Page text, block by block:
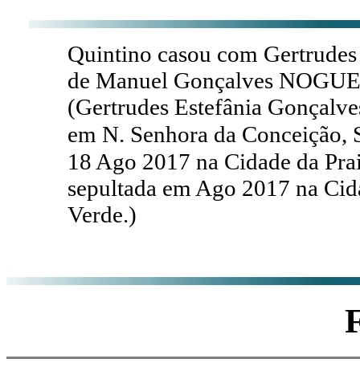
Quintino casou com
de Manuel Gonçalves
(Gertrudes Estefânia
em N. Senhora da Conceição,
18 Ago 2017 na Cidade da
sepultada em Ago 2017 na
Verde.)